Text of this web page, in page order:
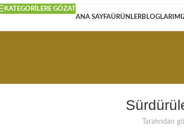
KATEGORILERE GÖZAT
ANA SAYFAÜRÜNLER
Tarafından